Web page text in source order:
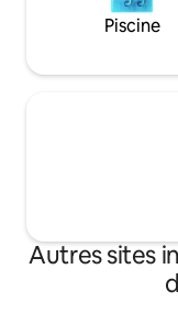
Piscine
Autres sites